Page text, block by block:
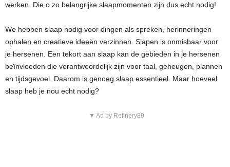
werken. Die o zo belangrijke slaapmomenten zijn dus echt nodig!
We hebben slaap nodig voor dingen als spreken, herinneringen
ophalen en creatieve ideeën verzinnen. Slapen is onmisbaar voor
je hersenen. Een tekort aan slaap kan de gebieden in je hersenen
beïnvloeden die verantwoordelijk zijn voor taal, geheugen, plannen
en tijdsgevoel. Daarom is genoeg slaap essentieel. Maar hoeveel
slaap heb je nou echt nodig?
▼ Ad by Refinery89